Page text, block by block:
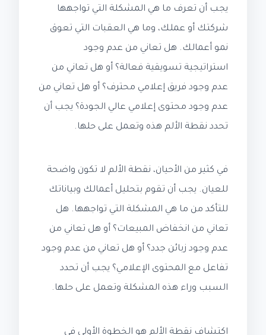
يجب أن تعرف ما هي المشكلة التي تواجهها
شركتك أو عملك، وما هي العقبات التي تعوق
نمو أعمالك. هل تعاني من عدم وجود
استراتيجية تسويقية فعالة؟ أو هل تعاني من
عدم وجود فريق إعلامي محترف؟ أو هل تعاني من
عدم وجود محتوى إعلامي عالي الجودة؟ يجب أن
تحدد نقطة الألم هذه وتعمل على حلها.
في كثير من الأحيان، نقطة الألم لا تكون واضحة
للعيان. يجب أن تقوم بتحليل أعمالك وبياناتك
للتأكد من ما هي المشكلة التي تواجهها. هل
تعاني من انخفاض المبيعات؟ أو هل تعاني من
عدم وجود زبائن جدد؟ أو هل تعاني من عدم وجود
تفاعل مع المحتوى الإعلامي؟ يجب أن تحدد
السبب وراء هذه المشكلة وتعمل على حلها.
اكتشاف نقطة الألم هو الخطوة الأولى في